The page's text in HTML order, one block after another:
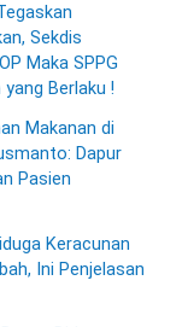
Sekdis
Maka SPPG
Berlaku !
Makanan di
Dapur
Pasien
Keracunan
Ini Penjelasan